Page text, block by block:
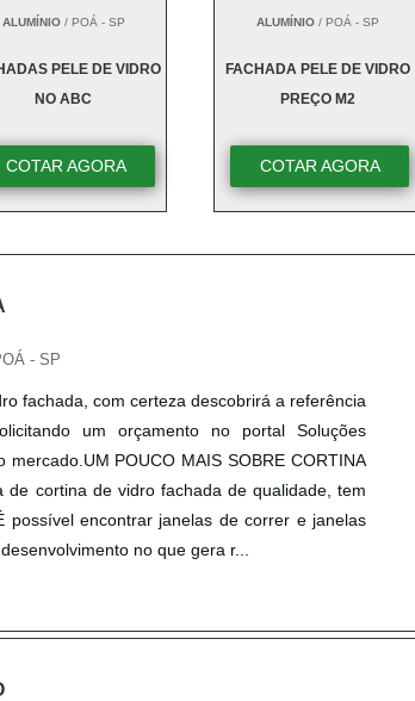
ALUMÍNIO/ POÁ - SP
PELE DE VIDRO
NO ABC
COTAR AGORA
ALUMÍNIO/ POÁ - SP
FACHADA PELE DE VIDRO
PREÇO M2
COTAR AGORA
- SP
fachada, com certeza descobrirá a referência
um orçamento no portal Soluções
POUCO MAIS SOBRE CORTINA
de cortina de vidro fachada de qualidade, tem
possível encontrar janelas de correr e janelas
no que gera r...